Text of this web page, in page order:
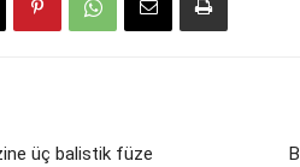
üç balistik füze